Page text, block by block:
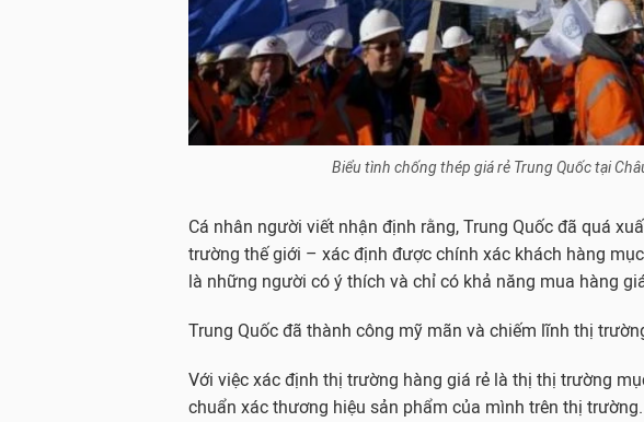
Biểu tình chống thép giá rẻ Trung Quốc tại
Cá nhân người viết nhận định rằng, Trung Quốc đã quá
trường thế giới – xác định được chính xác khách hàng
là những người có ý thích và chỉ có khả năng mua hàng
Trung Quốc đã thành công mỹ mãn và chiếm lĩnh thị
Với việc xác định thị trường hàng giá rẻ là thị thị trường
chuẩn xác thương hiệu sản phẩm của mình trên thị